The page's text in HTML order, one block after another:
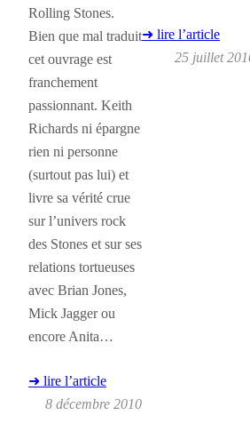
Rolling Stones.
Bien que mal traduit
cet ouvrage est
franchement
passionnant. Keith
Richards ni épargne
rien ni personne
(surtout pas lui) et
livre sa vérité crue
sur l’univers rock
des Stones et sur ses
relations tortueuses
avec Brian Jones,
Mick Jagger ou
encore Anita…
➜ lire l’article
8 décembre 2010
➜ lire l’article
25 juillet